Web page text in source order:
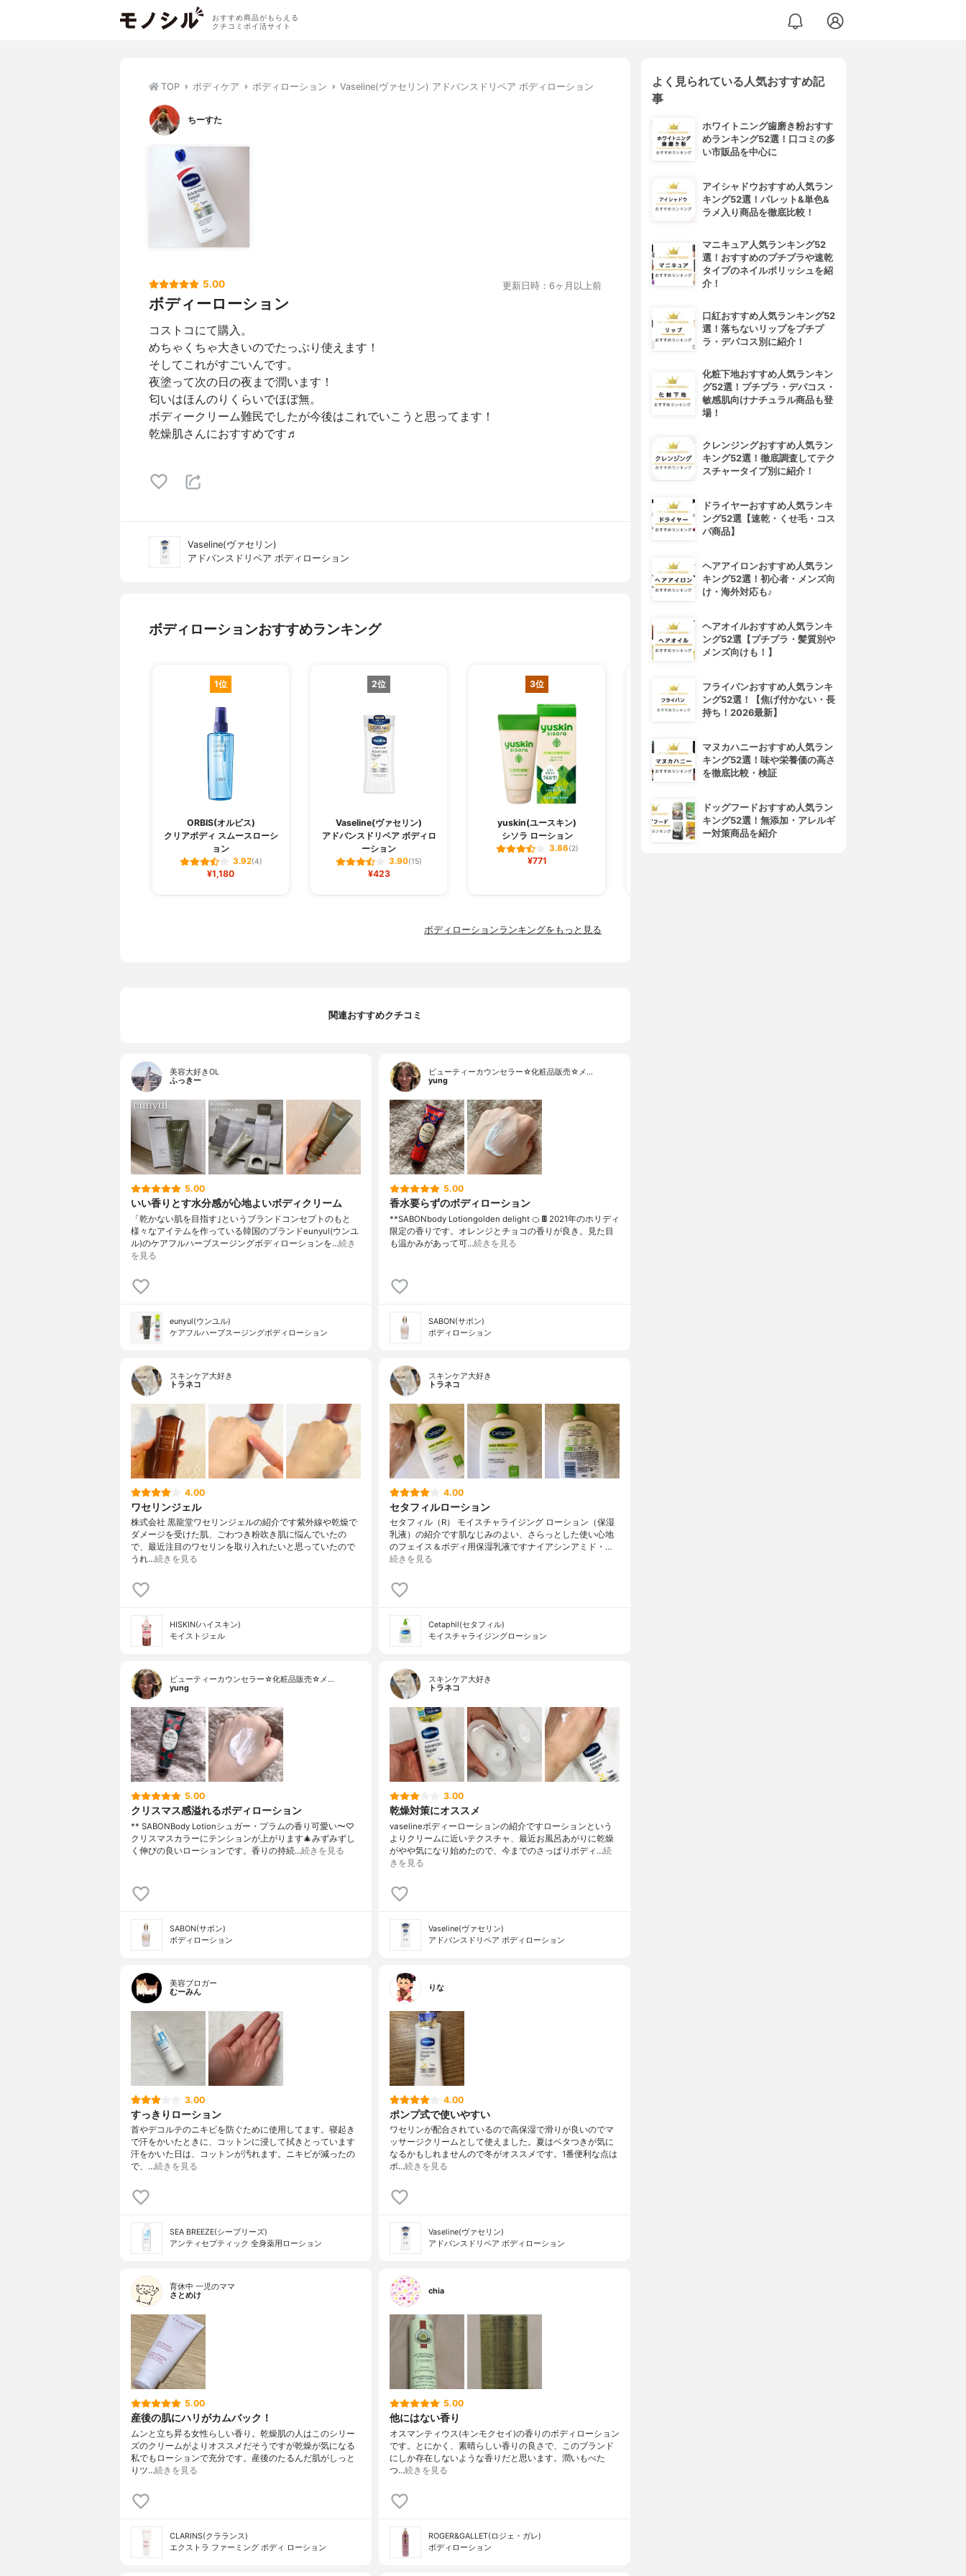
おすすめ商品がもらえる
クチコミポイ活サイト
TOP ボディケア ボディローション Vaseline(ヴァセリン) アドバンスドリペア ボディローション
ちーすた
5.00 更新日時：6ヶ月以上前
ボディーローション
コストコにて購入。
めちゃくちゃ大きいのでたっぷり使えます！
そしてこれがすごいんです。
夜塗って次の日の夜まで潤います！
匂いはほんのりくらいでほぼ無。
ボディークリーム難民でしたが今後はこれでいこうと思ってます！
乾燥肌さんにおすすめです♬
Vaseline(ヴァセリン)
アドバンスドリペア ボディローション
ボディローションおすすめランキング
1位
ORBIS(オルビス)
クリアボディ スムースローシ
ョン
3.92(4)
¥1,180
2位
Vaseline(ヴァセリン)
アドバンスドリペア ボディロ
ーション
3.90(15)
¥423
3位
yuskin(ユースキン)
シソラ ローション
3.86(2)
¥771
Cetaphil(セタフィル)
モイスチャライジングローショ
Chloe(クロエ)
ボディローションランキングをもっと見る
関連おすすめクチコミ
美容大好きOL
ふっきー
5.00
いい香りとす水分感が心地よいボディクリーム
「乾かない肌を目指す｣というブランドコンセプトのもと
様々なアイテムを作っている韓国のブランドeunyul(ウンユ
ル)のケアフルハーブスージングボディローションを…続き
を見る
eunyul(ウンユル)
ケアフルハーブスージングボディローション
ビューティーカウンセラー☆化粧品販売☆メ…
yung
5.00
香水要らずのボディローション
**SABONbody Lotiongolden delight 🍊🍫2021年のホリディ
限定の香りです。オレンジとチョコの香りが良き。見た目
も温かみがあって可…続きを見る
SABON(サボン)
ボディローション
スキンケア大好き
トラネコ
4.00
ワセリンジェル
株式会社 黒龍堂ワセリンジェルの紹介です紫外線や乾燥で
ダメージを受けた肌、ごわつき粉吹き肌に悩んでいたの
で、最近注目のワセリンを取り入れたいと思っていたので
うれ…続きを見る
HISKIN(ハイスキン)
モイストジェル
スキンケア大好き
トラネコ
4.00
セタフィルローション
セタフィル（R） モイスチャライジング ローション（保湿
乳液）の紹介です肌なじみのよい、さらっとした使い心地
のフェイス＆ボディ用保湿乳液ですナイアシンアミド・…
続きを見る
Cetaphil(セタフィル)
モイスチャライジングローション
ビューティーカウンセラー☆化粧品販売☆メ…
yung
5.00
クリスマス感溢れるボディローション
** SABONBody Lotionシュガー・プラムの香り可愛い〜♡
クリスマスカラーにテンションが上がります🎄みずみずし
く伸びの良いローションです。香りの持続…続きを見る
SABON(サボン)
ボディローション
スキンケア大好き
トラネコ
3.00
乾燥対策にオススメ
vaselineボディーローションの紹介ですローションという
よりクリームに近いテクスチャ、最近お風呂あがりに乾燥
がやや気になり始めたので、今までのさっぱりボディ…続
きを見る
Vaseline(ヴァセリン)
アドバンスドリペア ボディローション
美容ブロガー
むーみん
3.00
すっきりローション
首やデコルテのニキビを防ぐために使用してます。寝起き
で汗をかいたときに、コットンに浸して拭きとっています
汗をかいた日は、コットンが汚れます。ニキビが減ったの
で、…続きを見る
SEA BREEZE(シーブリーズ)
アンティセプティック 全身薬用ローション
りな
4.00
ポンプ式で使いやすい
ワセリンが配合されているので高保湿で滑りが良いのでマ
ッサージクリームとして使えました。夏はベタつきが気に
なるかもしれませんので冬がオススメです。1番便利な点は
ポ…続きを見る
Vaseline(ヴァセリン)
アドバンスドリペア ボディローション
育休中 一児のママ
さとめけ
5.00
産後の肌にハリがカムバック！
ムンと立ち昇る女性らしい香り。乾燥肌の人はこのシリー
ズのクリームがよりオススメだそうですが乾燥が気になる
私でもローションで充分です。産後のたるんだ肌がしっと
りツ…続きを見る
CLARINS(クラランス)
エクストラ ファーミング ボディ ローション
chia
5.00
他にはない香り
オスマンティウス(キンモクセイ)の香りのボディローション
です。とにかく、素晴らしい香りの良さで、このブランド
にしか存在しないような香りだと思います。潤いもべた
つ…続きを見る
ROGER&GALLET(ロジェ・ガレ)
ボディローション
よく見られている人気おすすめ記
事
ホワイトニング歯磨き粉おすす
めランキング52選！口コミの多
い市販品を中心に
アイシャドウおすすめ人気ラン
キング52選！パレット&単色&
ラメ入り商品を徹底比較！
マニキュア人気ランキング52
選！おすすめのプチプラや速乾
タイプのネイルポリッシュを紹
介！
口紅おすすめ人気ランキング52
選！落ちないリップをプチプ
ラ・デパコス別に紹介！
化粧下地おすすめ人気ランキン
グ52選！プチプラ・デパコス・
敏感肌向けナチュラル商品も登
場！
クレンジングおすすめ人気ラン
キング52選！徹底調査してテク
スチャータイプ別に紹介！
ドライヤーおすすめ人気ランキ
ング52選【速乾・くせ毛・コス
パ商品】
ヘアアイロンおすすめ人気ラン
キング52選！初心者・メンズ向
け・海外対応も♪
ヘアオイルおすすめ人気ランキ
ング52選【プチプラ・髪質別や
メンズ向けも！】
フライパンおすすめ人気ランキ
ング52選！【焦げ付かない・長
持ち！2026最新】
マヌカハニーおすすめ人気ラン
キング52選！味や栄養価の高さ
を徹底比較・検証
ドッグフードおすすめ人気ラン
キング52選！無添加・アレルギ
ー対策商品を紹介